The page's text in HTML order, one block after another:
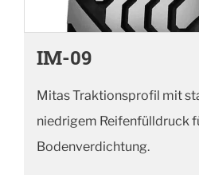
IM-09
Mitas Traktionsprofil mit
niedrigem Reifenfülldruck
Bodenverdichtung.